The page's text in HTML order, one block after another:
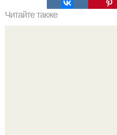
Читайте также